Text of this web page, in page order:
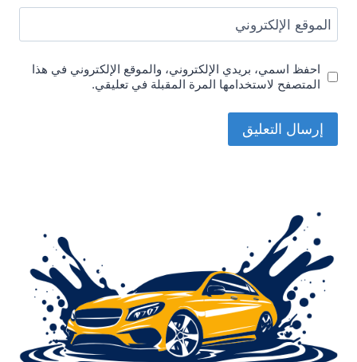
الموقع الإلكتروني
احفظ اسمي، بريدي الإلكتروني، والموقع الإلكتروني في هذا
المتصفح لاستخدامها المرة المقبلة في تعليقي.